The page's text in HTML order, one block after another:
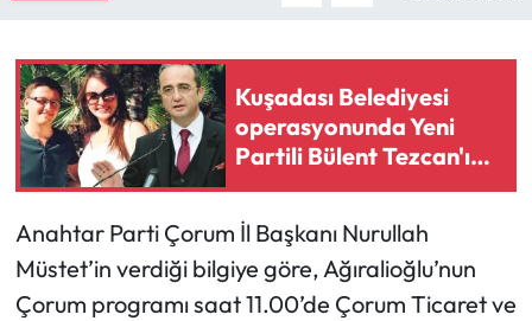
Kuşadası Belediyesi
operasyonunda Yeni
Partili Bülent Tezcan'ın
kızı ve damadına gözaltı
kararı
Anahtar Parti Çorum İl Başkanı Nurullah
Müstet’in verdiği bilgiye göre, Ağıralioğlu’nun
Çorum programı saat 11.00’de Çorum Ticaret ve
Kültür Sanat
Laçin Haberleri
Mecitözü Haberleri